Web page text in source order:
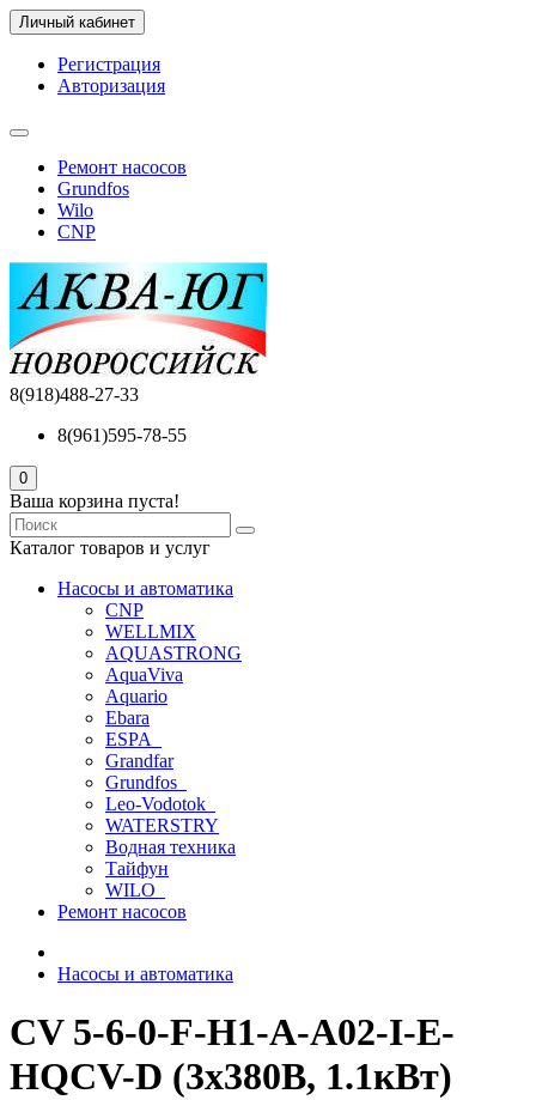
Личный кабинет
Регистрация
Авторизация
Ремонт насосов
Grundfos
Wilo
CNP
8(918)488-27-33
8(961)595-78-55
0
Ваша корзина пуста!
Каталог товаров и услуг
Насосы и автоматика
CNP
WELLMIX
AQUASTRONG
AquaViva
Aquario
Ebara
ESPA_
Grandfar
Grundfos_
Leo-Vodotok_
WATERSTRY
Водная техника
Тайфун
WILO_
Ремонт насосов
Насосы и автоматика
CV 5-6-0-F-H1-A-A02-I-E-
HQCV-D (3х380В, 1.1кВт)